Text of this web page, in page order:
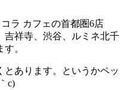
ラ カフェの首都圏6店
祥寺、渋谷、ルミネ北千
。
あります。というかペッ
c)